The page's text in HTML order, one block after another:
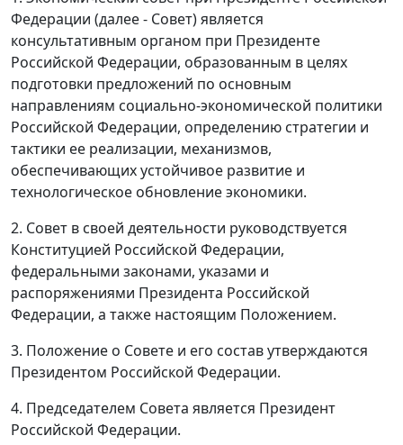
Федерации (далее - Совет) является
консультативным органом при Президенте
Российской Федерации, образованным в целях
подготовки предложений по основным
направлениям социально-экономической политики
Российской Федерации, определению стратегии и
тактики ее реализации, механизмов,
обеспечивающих устойчивое развитие и
технологическое обновление экономики.
2. Совет в своей деятельности руководствуется
Конституцией Российской Федерации,
федеральными законами, указами и
распоряжениями Президента Российской
Федерации, а также настоящим Положением.
3. Положение о Совете и его состав утверждаются
Президентом Российской Федерации.
4. Председателем Совета является Президент
Российской Федерации.